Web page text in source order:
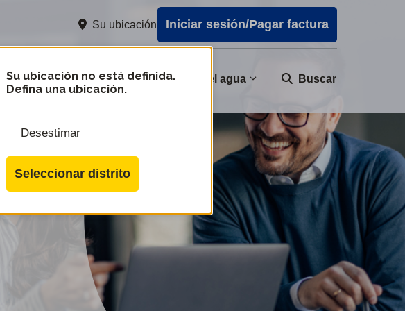
Su ubicación Iniciar sesión/Pagar factura
Comunidad Calidad del agua Buscar
Su ubicación no está definida.
Defina una ubicación.
Desestimar
Seleccionar distrito